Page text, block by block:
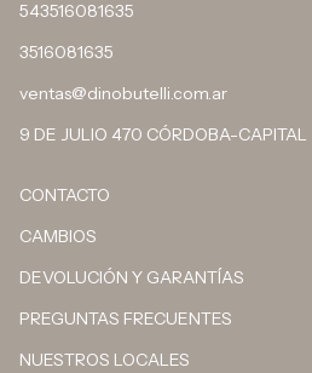
543516081635
3516081635
ventas@dinobutelli.com.ar
9 DE JULIO 470 CÓRDOBA-CAPITAL
CONTACTO
CAMBIOS
DEVOLUCIÓN Y GARANTÍAS
PREGUNTAS FRECUENTES
NUESTROS LOCALES